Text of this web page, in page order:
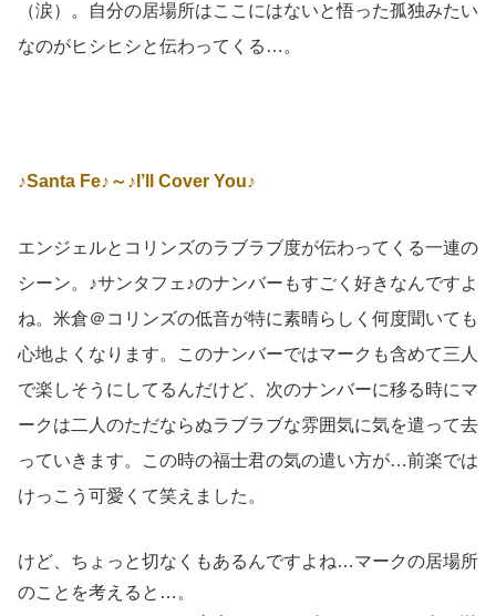
（涙）。自分の居場所はここにはないと悟った孤独みたい
なのがヒシヒシと伝わってくる…。
♪Santa Fe♪～♪I’ll Cover You♪
エンジェルとコリンズのラブラブ度が伝わってくる一連の
シーン。♪サンタフェ♪のナンバーもすごく好きなんですよ
ね。米倉＠コリンズの低音が特に素晴らしく何度聞いても
心地よくなります。このナンバーではマークも含めて三人
で楽しそうにしてるんだけど、次のナンバーに移る時にマ
ークは二人のただならぬラブラブな雰囲気に気を遣って去
っていきます。この時の福士君の気の遣い方が…前楽では
けっこう可愛くて笑えました。
けど、ちょっと切なくもあるんですよね…マークの居場所
のことを考えると…。